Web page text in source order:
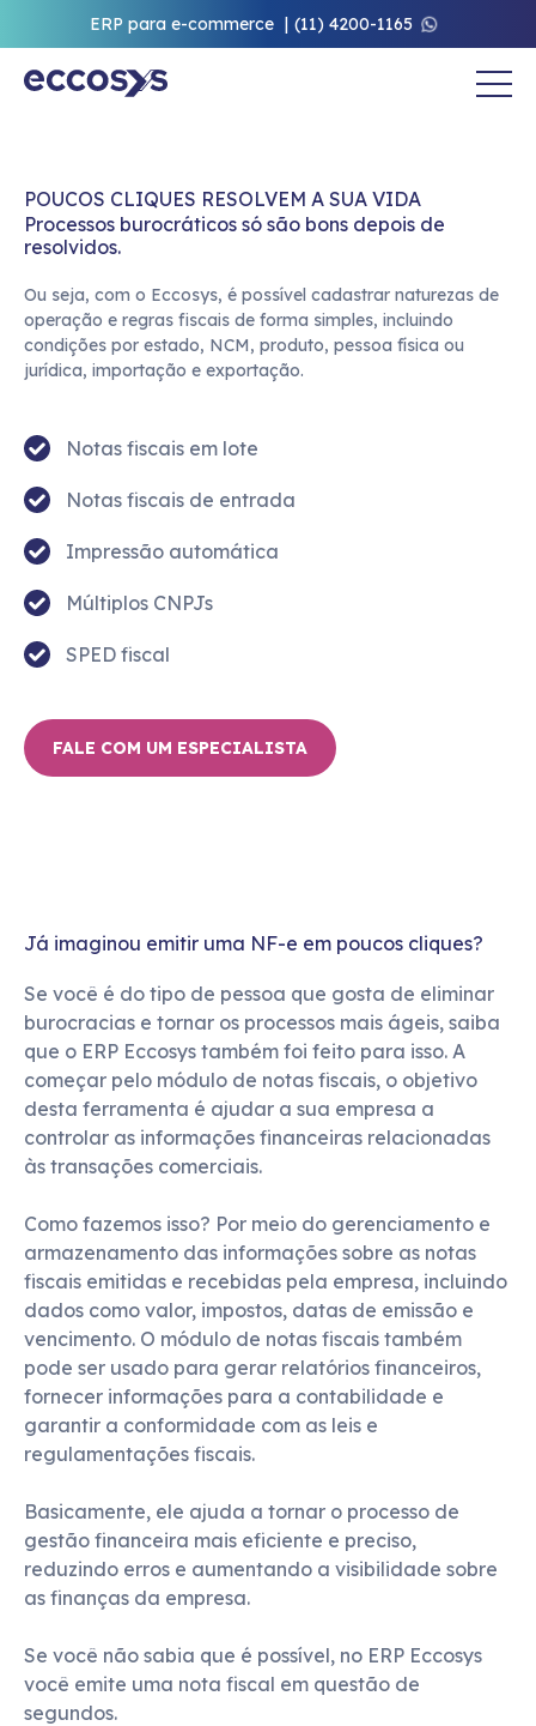
ERP para e-commerce (11) 4200-1165
POUCOS CLIQUES RESOLVEM A SUA VIDA
Processos burocráticos só são bons depois de
resolvidos.
Ou seja, com o Eccosys, é possível cadastrar naturezas de
operação e regras fiscais de forma simples, incluindo
condições por estado, NCM, produto, pessoa física ou
jurídica, importação e exportação.
Notas fiscais em lote
Notas fiscais de entrada
Impressão automática
Múltiplos CNPJs
SPED fiscal
FALE COM UM ESPECIALISTA
Já imaginou emitir uma NF-e em poucos cliques?
Se você é do tipo de pessoa que gosta de eliminar
burocracias e tornar os processos mais ágeis, saiba
que o ERP Eccosys também foi feito para isso. A
começar pelo módulo de notas fiscais, o objetivo
desta ferramenta é ajudar a sua empresa a
controlar as informações financeiras relacionadas
às transações comerciais.
Como fazemos isso? Por meio do gerenciamento e
armazenamento das informações sobre as notas
fiscais emitidas e recebidas pela empresa, incluindo
dados como valor, impostos, datas de emissão e
vencimento. O módulo de notas fiscais também
pode ser usado para gerar relatórios financeiros,
fornecer informações para a contabilidade e
garantir a conformidade com as leis e
regulamentações fiscais.
Basicamente, ele ajuda a tornar o processo de
gestão financeira mais eficiente e preciso,
reduzindo erros e aumentando a visibilidade sobre
as finanças da empresa.
Se você não sabia que é possível, no ERP Eccosys
você emite uma nota fiscal em questão de
segundos.